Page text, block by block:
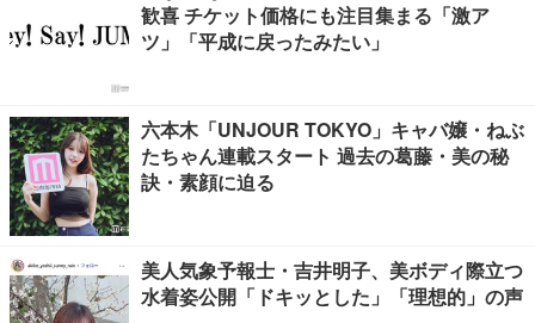
歓喜 チケット価格にも注目集まる「激ア
ツ」「平成に戻ったみたい」
六本木「UNJOUR TOKYO」キャバ嬢・ねぶ
たちゃん連載スタート 過去の葛藤・美の秘
訣・素顔に迫る
美人気象予報士・吉井明子、美ボディ際立つ
水着姿公開「ドキッとした」「理想的」の声